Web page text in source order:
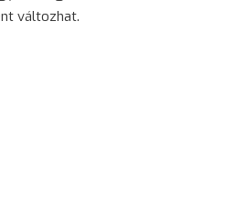
változhat.